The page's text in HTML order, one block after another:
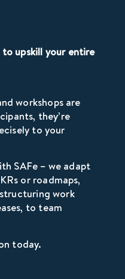
upskill your entire
workshops are
they’re
to your
SAFe – we adapt
or roadmaps,
work
to team
today.